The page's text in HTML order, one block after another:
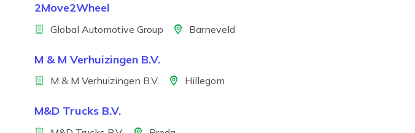
2Move2Wheel
BedrijfGlobal Automotive Group LocatieBarneveld
M & M Verhuizingen B.V.
BedrijfM & M Verhuizingen B.V. LocatieHillegom
M&D Trucks B.V.